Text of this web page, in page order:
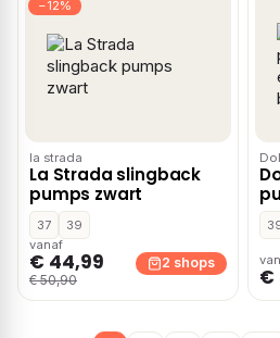
−12%
la strada
La Strada slingback
pumps zwart
37
39
vanaf
€ 44,99
€ 50,90
2 shops
€